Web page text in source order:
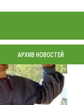
АРХИВ НОВОСТЕЙ